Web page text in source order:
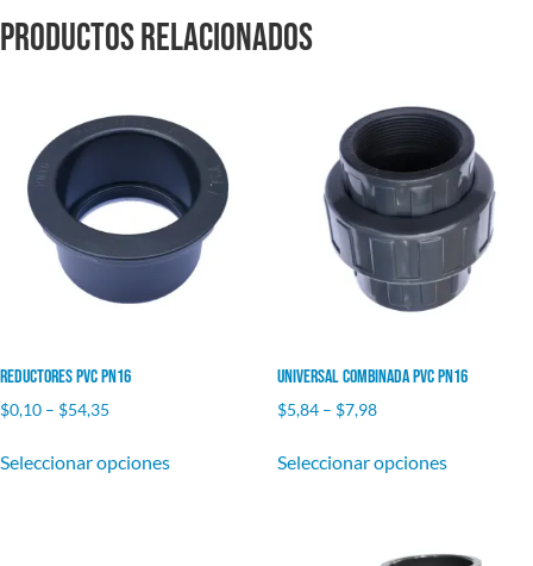
Productos relacionados
Reductores PVC PN16
$0,10 – $54,35
Seleccionar opciones
Universal Combinada PVC PN16
$5,84– $7,98
Seleccionar opciones